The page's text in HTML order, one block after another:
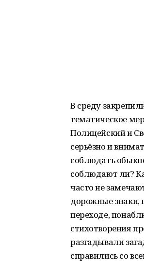
В среду
тематическое
Полицейский и
серьёзно и
соблюдать
соблюдают ли?
часто не
дорожные знаки,
переходе,
стихотворения
разгадывали
справились со